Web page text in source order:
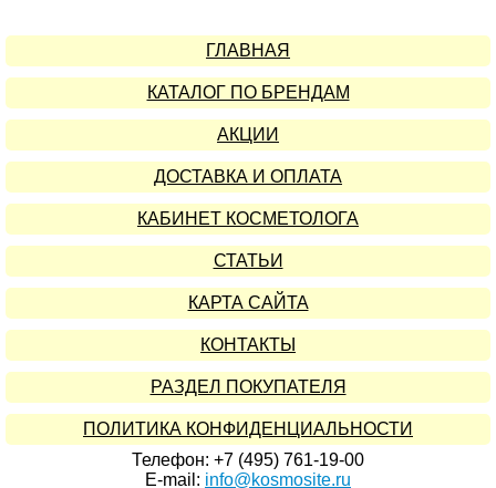
ГЛАВНАЯ
КАТАЛОГ ПО БРЕНДАМ
АКЦИИ
ДОСТАВКА И ОПЛАТА
КАБИНЕТ КОСМЕТОЛОГА
СТАТЬИ
КАРТА САЙТА
КОНТАКТЫ
РАЗДЕЛ ПОКУПАТЕЛЯ
ПОЛИТИКА КОНФИДЕНЦИАЛЬНОСТИ
Телефон: +7 (495) 761-19-00
E-mail: info@kosmosite.ru